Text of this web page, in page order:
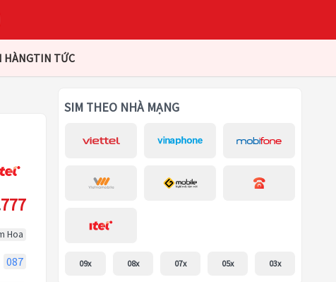
HÀNGTIN TỨC
777
Hoa
087
SIM THEO NHÀ MẠNG
09x 08x 07x 05x 03x